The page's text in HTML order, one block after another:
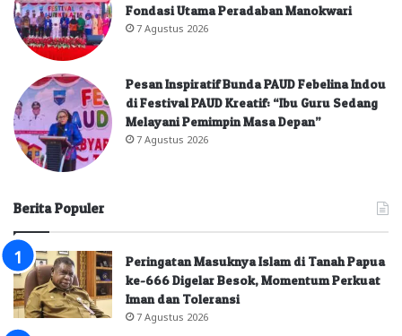
Fondasi Utama Peradaban Manokwari
7 Agustus 2026
Pesan Inspiratif Bunda PAUD Febelina Indou
di Festival PAUD Kreatif: “Ibu Guru Sedang
Melayani Pemimpin Masa Depan”
7 Agustus 2026
Berita Populer
Peringatan Masuknya Islam di Tanah Papua
ke-666 Digelar Besok, Momentum Perkuat
Iman dan Toleransi
7 Agustus 2026